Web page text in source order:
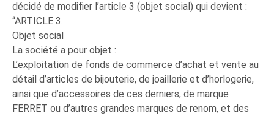
décidé de modifier l’article 3 (objet social) qui devient :
“ARTICLE 3.
Objet social
La société a pour objet :
L’exploitation de fonds de commerce d’achat et vente au
détail d’articles de bijouterie, de joaillerie et d’horlogerie,
ainsi que d’accessoires de ces derniers, de marque
FERRET ou d’autres grandes marques de renom, et des